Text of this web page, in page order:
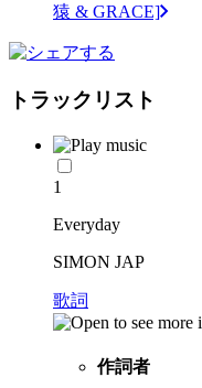
猿 & GRACE]
トラックリスト
1
Everyday
SIMON JAP
歌詞
作詞者